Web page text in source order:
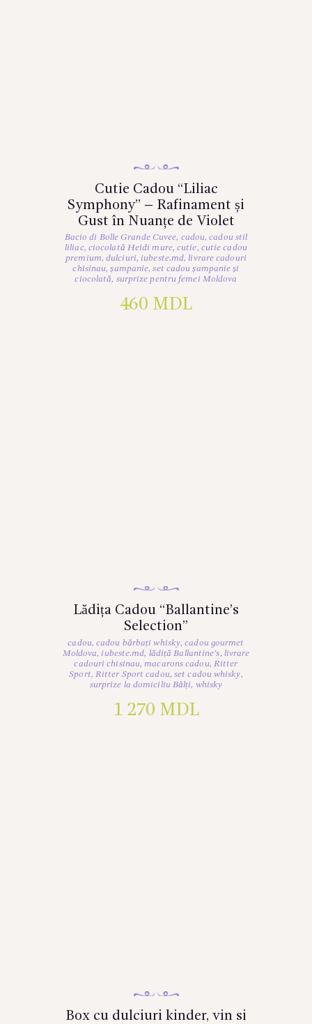
Cutie Cadou “Liliac
Symphony” – Rafinament și
Gust în Nuanțe de Violet
Bacio di Bolle Grande Cuvee, cadou,cadou stil
liliac, ciocolată Heidi mure,cutie, cutie cadou
premium,dulciuri, iubeste.md,livrare cadouri
chisinau,șampanie,set cadou șampanie și
ciocolată, surprize pentru femei Moldova
460 MDL
Lădița Cadou “Ballantine’s
Selection”
cadou,cadou bărbați whisky,cadou gourmet
Moldova, iubeste.md, lădiță Ballantine’s, livrare
cadouri chisinau,macarons cadou, Ritter
Sport, Ritter Sport cadou, set cadou whisky,
surprize la domiciliu Bălți, whisky
1 270 MDL
Box cu dulciuri kinder, vin si